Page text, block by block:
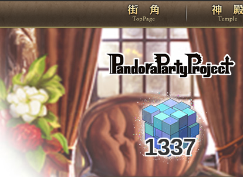
TOP
1337